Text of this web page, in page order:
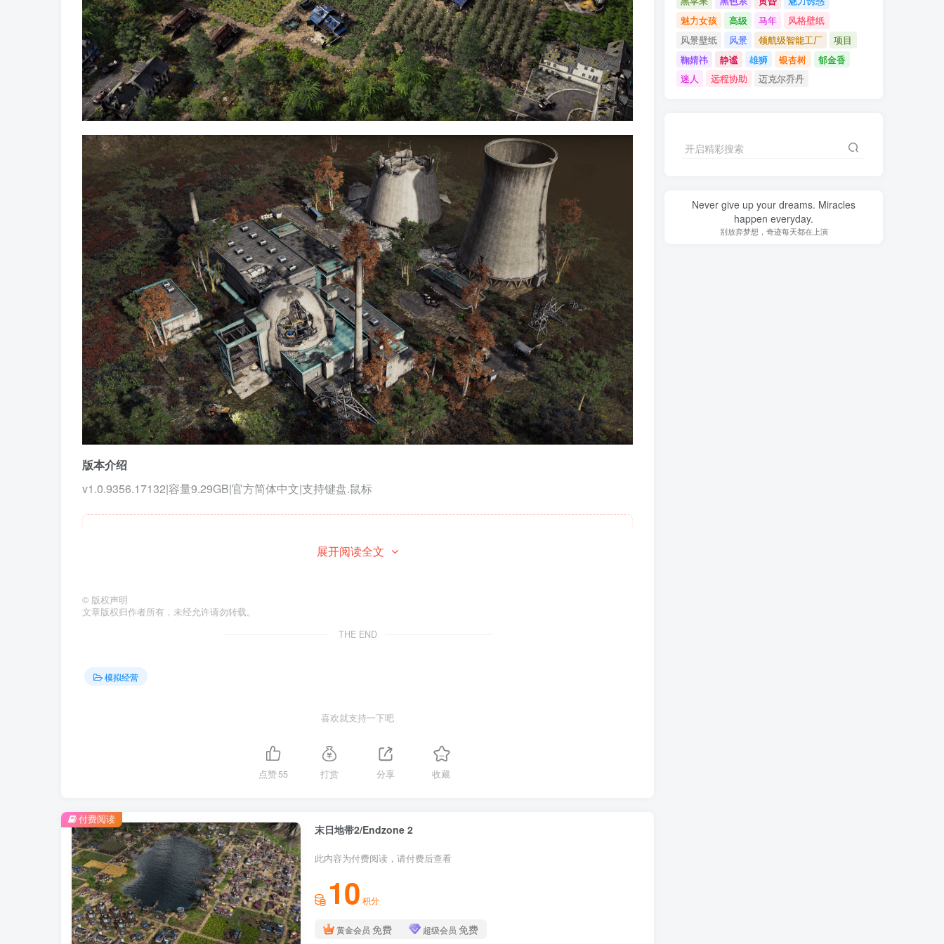
版本介绍
v1.0.9356.17132|容量9.29GB|官方简体中文|支持键盘.鼠标
展开阅读全文
© 版权声明
文章版权归作者所有，未经允许请勿转载。
THE END
模拟经营
喜欢就支持一下吧
点赞55 打赏 分享 收藏
末日地带2/Endzone 2
此内容为付费阅读，请付费后查看
10 积分
黄金会员 免费 超级会员 免费
付费阅读
魅力女孩
高级 马年
风格壁纸
风景壁纸
风景 领航级智能工厂
项目
鞠婧祎
静谧 雄狮 银杏树
郁金香
迷人
远程协助 迈克尔乔丹
开启精彩搜索
Never give up your dreams. Miracles
happen everyday.
别放弃梦想，奇迹每天都在上演